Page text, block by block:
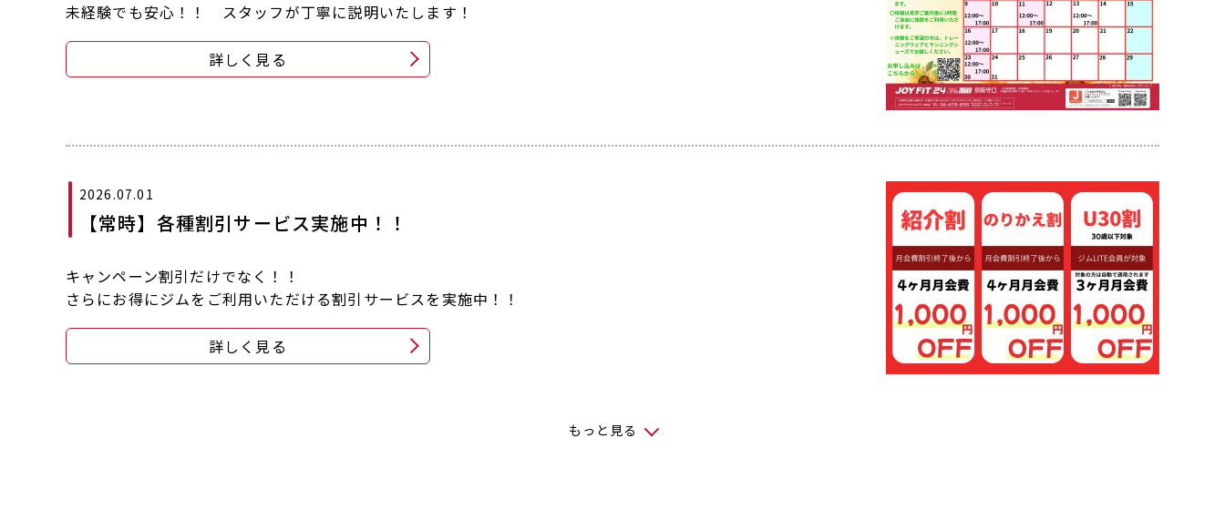
未経験でも安心！！ スタッフが丁寧に説明いたします！
詳しく見る
2026.07.01
【常時】各種割引サービス実施中！！
キャンペーン割引だけでなく！！
さらにお得にジムをご利用いただける割引サービスを実施中！！
詳しく見る
もっと見る